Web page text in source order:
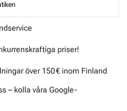
priser!
över 150 € inom Finland
– kolla våra Google-